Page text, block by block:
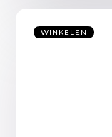
WINKELEN